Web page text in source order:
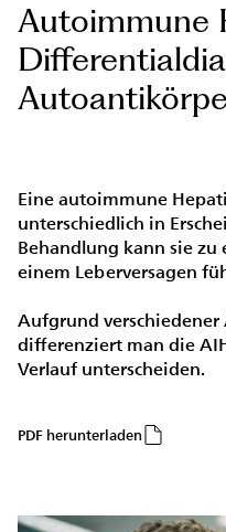
Autoimmune
Eine autoimmune
unterschiedlich in
Behandlung kann sie
einem Leberversagen
Aufgrund
differenziert man die
Verlauf unterscheiden.
PDF herunterladen